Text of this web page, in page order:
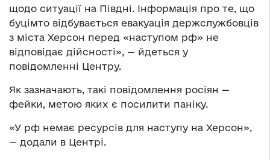
щодо ситуації на Півдні. Інформація про те, що
буцімто відбувається евакуація держслужбовців
з міста Херсон перед «наступом рф» не
відповідає дійсності», — йдеться у
повідомленні Центру.
Як зазначають, такі повідомлення росіян —
фейки, метою яких є посилити паніку.
«У рф немає ресурсів для наступу на Херсон»,
— додали в Центрі.